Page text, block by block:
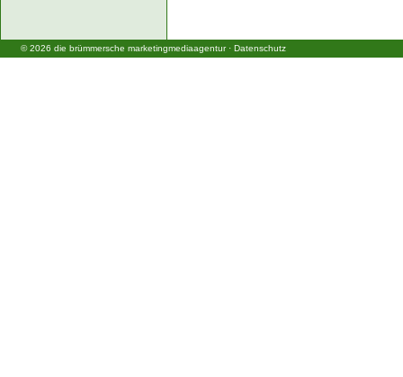
© 2026 die brümmersche marketingmediaagentur· Datenschutz